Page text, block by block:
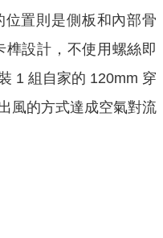
置則是側板和內部骨
設計，不使用螺絲即
1 組自家的 120mm 穿
風的方式達成空氣對流